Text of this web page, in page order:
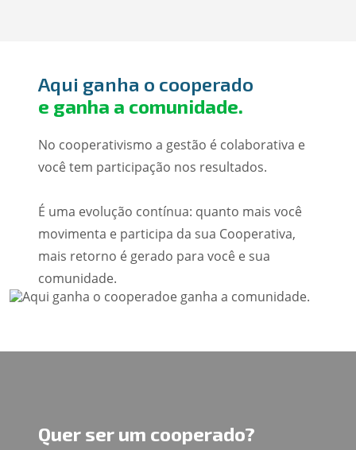
Aqui ganha o cooperado
e ganha a comunidade.
No cooperativismo a gestão é colaborativa e
você tem participação nos resultados.
É uma evolução contínua: quanto mais você
movimenta e participa da sua Cooperativa,
mais retorno é gerado para você e sua
comunidade.
Quer ser um cooperado?